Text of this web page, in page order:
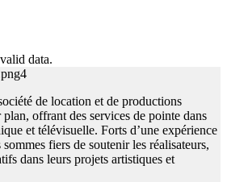
data.
de location et de productions
offrant des services de pointe dans
et télévisuelle. Forts d’une expérience
fiers de soutenir les réalisateurs,
dans leurs projets artistiques et